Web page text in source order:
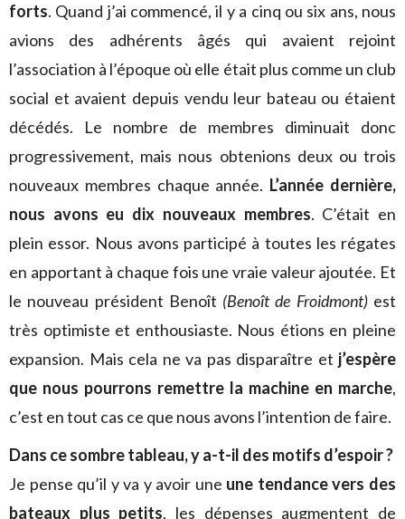
forts. Quand j’ai commencé, il y a cinq ou six ans, nous
avions des adhérents âgés qui avaient rejoint
l’association à l’époque où elle était plus comme un club
social et avaient depuis vendu leur bateau ou étaient
décédés. Le nombre de membres diminuait donc
progressivement, mais nous obtenions deux ou trois
nouveaux membres chaque année. L’année dernière,
nous avons eu dix nouveaux membres. C’était en
plein essor. Nous avons participé à toutes les régates
en apportant à chaque fois une vraie valeur ajoutée. Et
le nouveau président Benoît (Benoît de Froidmont)est
très optimiste et enthousiaste. Nous étions en pleine
expansion. Mais cela ne va pas disparaître et j’espère
que nous pourrons remettre la machine en marche,
c’est en tout cas ce que nous avons l’intention de faire.
Dans ce sombre tableau, y a-t-il des motifs d’espoir ?
Je pense qu’il y va y avoir une une tendance vers des
bateaux plus petits, les dépenses augmentent de